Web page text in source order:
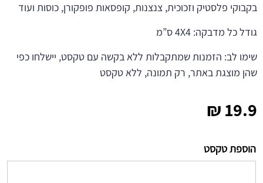
19.9
₪
הוספת טקסט
בקבוקי פלסטיק וזכוכית, צנצנות, קופסאות פופקורן, כוסות ועוד
גודל כל מדבקה: 4X4 ס”מ
שימו לב: הזמנות שמתקבלות ללא בקשה עם טקסט, יישלחו כפי
שהן מוצגת באתר, רק תמונה, ללא טקסט